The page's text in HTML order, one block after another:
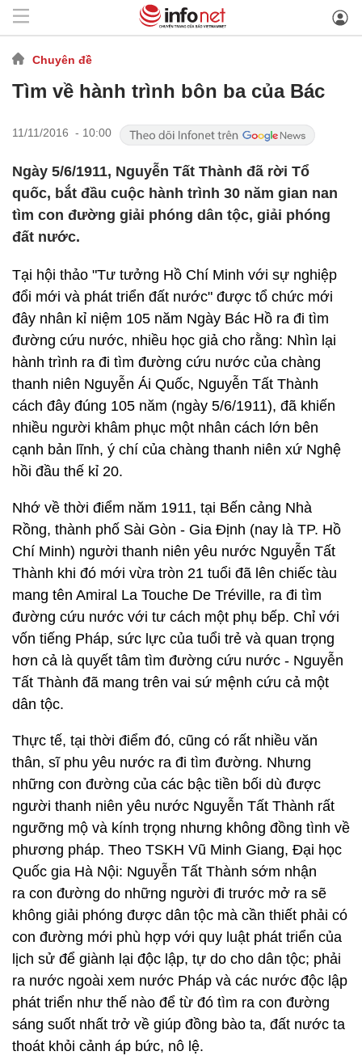
Chuyên đề
Tìm về hành trình bôn ba của Bác
11/11/2016 - 10:00
Ngày 5/6/1911, Nguyễn Tất Thành đã rời Tổ
quốc, bắt đầu cuộc hành trình 30 năm gian nan
tìm con đường giải phóng dân tộc, giải phóng
đất nước.
Tại hội thảo "Tư tưởng Hồ Chí Minh với sự nghiệp
đổi mới và phát triển đất nước" được tổ chức mới
đây nhân kỉ niệm 105 năm Ngày Bác Hồ ra đi tìm
đường cứu nước, nhiều học giả cho rằng: Nhìn lại
hành trình ra đi tìm đường cứu nước của chàng
thanh niên Nguyễn Ái Quốc, Nguyễn Tất Thành
cách đây đúng 105 năm (ngày 5/6/1911), đã khiến
nhiều người khâm phục một nhân cách lớn bên
cạnh bản lĩnh, ý chí của chàng thanh niên xứ Nghệ
hồi đầu thế kỉ 20.
Nhớ về thời điểm năm 1911, tại Bến cảng Nhà
Rồng, thành phố Sài Gòn - Gia Định (nay là TP. Hồ
Chí Minh) người thanh niên yêu nước Nguyễn Tất
Thành khi đó mới vừa tròn 21 tuổi đã lên chiếc tàu
mang tên Amiral La Touche De Tréville, ra đi tìm
đường cứu nước với tư cách một phụ bếp. Chỉ với
vốn tiếng Pháp, sức lực của tuổi trẻ và quan trọng
hơn cả là quyết tâm tìm đường cứu nước - Nguyễn
Tất Thành đã mang trên vai sứ mệnh cứu cả một
dân tộc.
Thực tế, tại thời điểm đó, cũng có rất nhiều văn
thân, sĩ phu yêu nước ra đi tìm đường. Nhưng
những con đường của các bậc tiền bối dù được
người thanh niên yêu nước Nguyễn Tất Thành rất
ngưỡng mộ và kính trọng nhưng không đồng tình về
phương pháp. Theo TSKH Vũ Minh Giang, Đại học
Quốc gia Hà Nội: Nguyễn Tất Thành sớm nhận
ra con đường do những người đi trước mở ra sẽ
không giải phóng được dân tộc mà cần thiết phải có
con đường mới phù hợp với quy luật phát triển của
lịch sử để giành lại độc lập, tự do cho dân tộc; phải
ra nước ngoài xem nước Pháp và các nước độc lập
phát triển như thế nào để từ đó tìm ra con đường
sáng suốt nhất trở về giúp đồng bào ta, đất nước ta
thoát khỏi cảnh áp bức, nô lệ.